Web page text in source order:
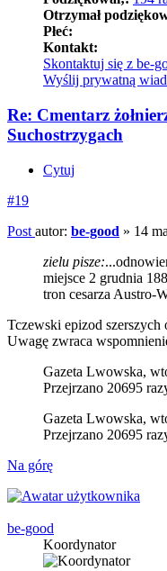
Otrzymał
Płeć:
Kontakt:
Skontaktuj się z be-
Wyślij prywatną
Re: Cmentarz
Suchostrzygach
Cytuj
#19
Post autor: be-good » 14
zielu pisze:
miejsce 2 grudnia
tron cesarza Austro-
Tczewski epizod
Uwagę zwraca
Gazeta Lwowska,
Przejrzano 20695
Gazeta Lwowska,
Przejrzano 20695
Na górę
be-good
Koordynator